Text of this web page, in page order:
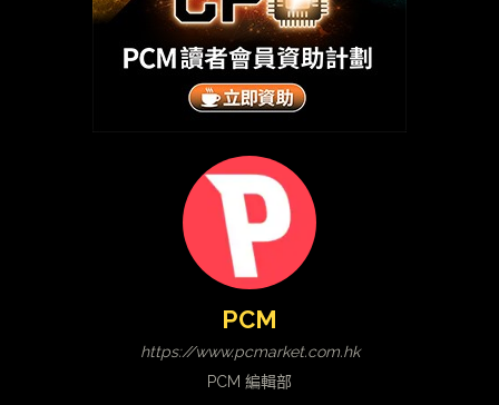
PCM
https://www.pcmarket.com.hk
PCM 編輯部